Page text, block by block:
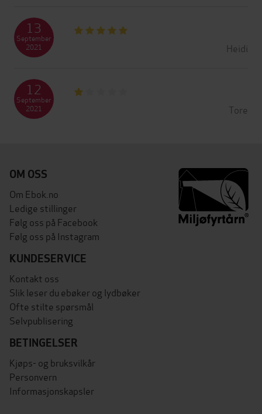
Heidi
13
September
2021
Tore
12
September
2021
OM OSS
Om Ebok.no
Ledige stillinger
Følg oss på Facebook
Følg oss på Instagram
KUNDESERVICE
Kontakt oss
Slik leser du ebøker og lydbøker
Ofte stilte spørsmål
Selvpublisering
BETINGELSER
Kjøps- og bruksvilkår
Personvern
Informasjonskapsler